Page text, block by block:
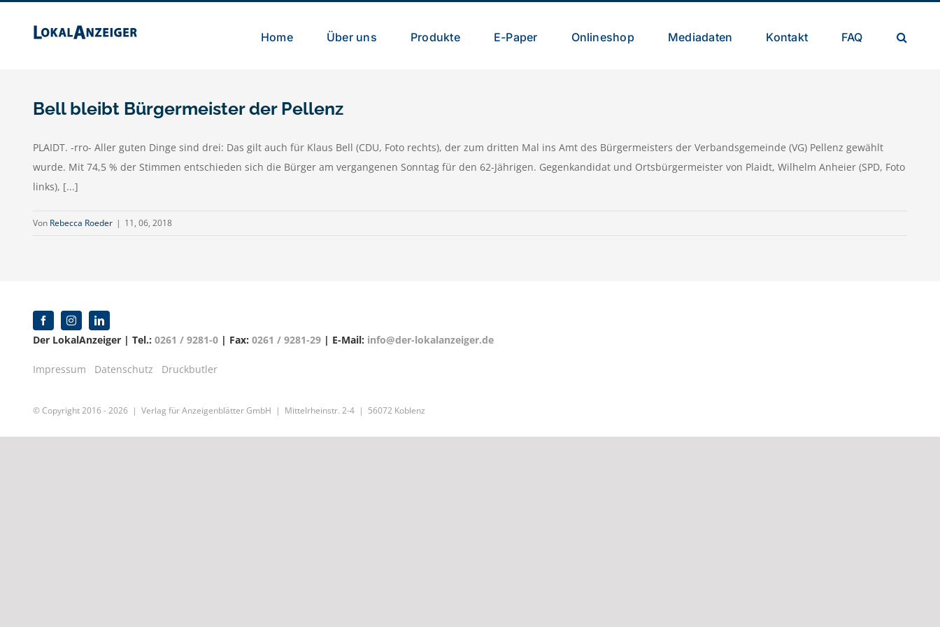
Home Über uns Produkte E-Paper Onlineshop Mediadaten Kontakt FAQ
Bell bleibt Bürgermeister der Pellenz
PLAIDT. -rro- Aller guten Dinge sind drei: Das gilt auch für Klaus Bell (CDU, Foto rechts), der zum dritten Mal ins Amt des Bürgermeisters der Verbandsgemeinde (VG) Pellenz gewählt
wurde. Mit 74,5 % der Stimmen entschieden sich die Bürger am vergangenen Sonntag für den 62-Jährigen. Gegenkandidat und Ortsbürgermeister von Plaidt, Wilhelm Anheier (SPD, Foto
links), [...]
Von Rebecca Roeder | 11, 06, 2018
Der LokalAnzeiger | Tel.: 0261 / 9281-0 | Fax: 0261 / 9281-29 | E-Mail: info@der-lokalanzeiger.de
Impressum Datenschutz Druckbutler
© Copyright 2016 -2026 | Verlag für Anzeigenblätter GmbH | Mittelrheinstr. 2-4 | 56072 Koblenz